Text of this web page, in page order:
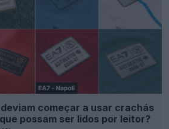
começar a usar crachás
possam ser lidos por leitor?